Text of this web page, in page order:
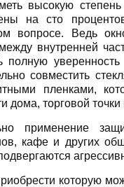
высокую
на сто
вопросе. Ведь
внутренней
совместить
пленками,
дома, торговой
применение
кафе и других
которую